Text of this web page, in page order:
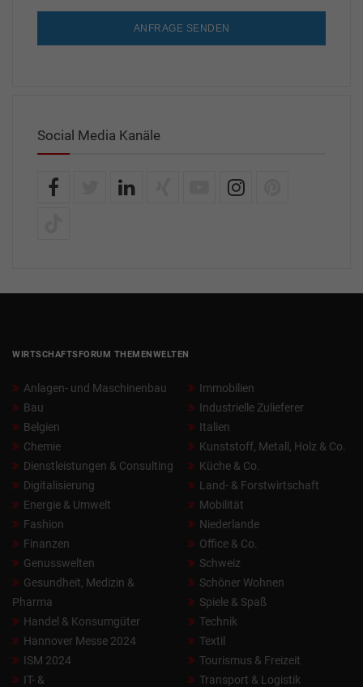
ANFRAGE SENDEN
Social Media Kanäle
WIRTSCHAFTSFORUM THEMENWELTEN
Anlagen- und Maschinenbau
Bau
Belgien
Chemie
Dienstleistungen & Consulting
Digitalisierung
Energie & Umwelt
Fashion
Finanzen
Genusswelten
Gesundheit, Medizin &
Pharma
Handel & Konsumgüter
Hannover Messe 2024
ISM 2024
IT- &
Immobilien
Industrielle Zulieferer
Italien
Kunststoff, Metall, Holz & Co.
Küche & Co.
Land- & Forstwirtschaft
Mobilität
Niederlande
Office & Co.
Schweiz
Schöner Wohnen
Spiele & Spaß
Technik
Textil
Tourismus & Freizeit
Transport & Logistik